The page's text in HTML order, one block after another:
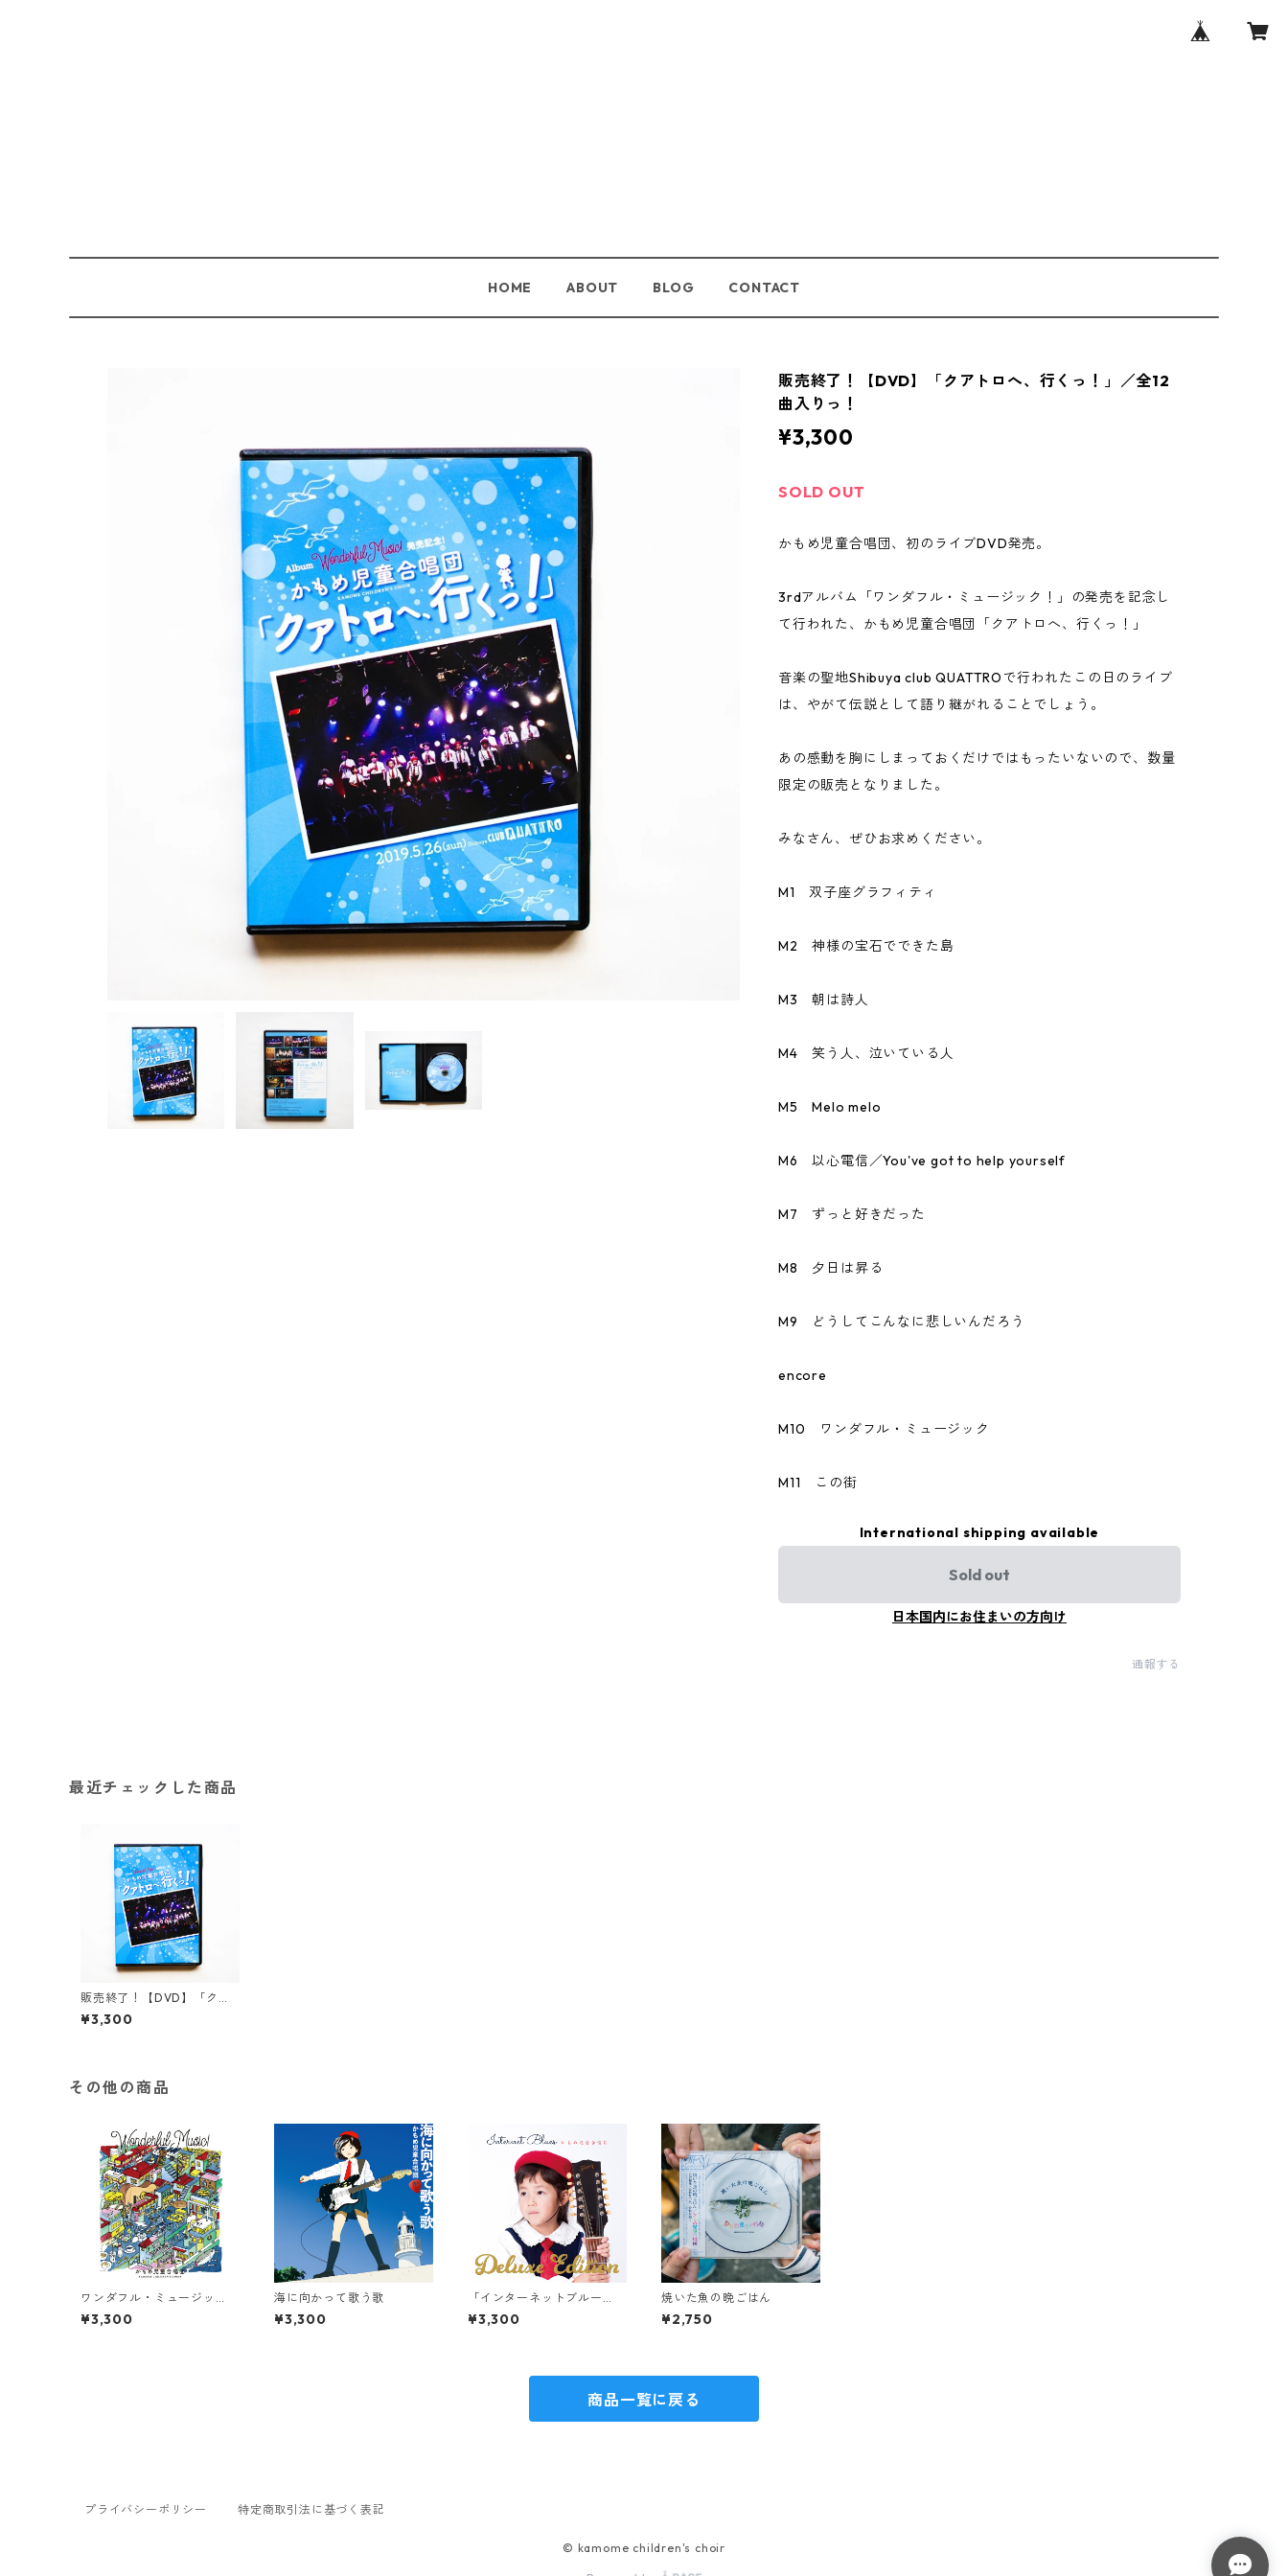
HOME ABOUT BLOG CONTACT
販売終了！【DVD】「クアトロへ、行くっ！」／全12
曲入りっ！
¥3,300
SOLD OUT
かもめ児童合唱団、初のライブDVD発売。
3rdアルバム「ワンダフル・ミュージック！」の発売を記念し
て行われた、かもめ児童合唱団「クアトロへ、行くっ！」
音楽の聖地Shibuya club QUATTROで行われたこの日のライブ
は、やがて伝説として語り継がれることでしょう。
あの感動を胸にしまっておくだけではもったいないので、数量
限定の販売となりました。
みなさん、ぜひお求めください。
M1 双子座グラフィティ
M2 神様の宝石でできた島
M3 朝は詩人
M4 笑う人、泣いている人
M5 Melo melo
M6 以心電信／You've got to help yourself
M7 ずっと好きだった
M8 夕日は昇る
M9 どうしてこんなに悲しいんだろう
encore
M10 ワンダフル・ミュージック
M11 この街
International shipping available
Sold out
日本国内にお住まいの方向け
通報する
最近チェックした商品
販売終了！【DVD】「クア
トロへ、行くっ！」／全12
曲入りっ！
¥3,300
その他の商品
ワンダフル・ミュージッ
ク！
¥3,300
海に向かって歌う歌
¥3,300
「インターネットブルー
ス・デラックスエディショ
ン」
¥3,300
焼いた魚の晩ごはん
¥2,750
商品一覧に戻る
プライバシーポリシー 特定商取引法に基づく表記
© kamome children's choir